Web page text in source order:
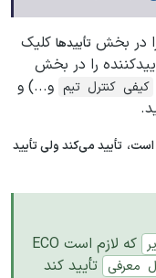
در بخش تأییدها کلیک
را در بخش
تیم کنترل کیفی و...) و
است، تأیید می‌کند ولی تأیید
که لازم است ECO
معرفی تأیید کند